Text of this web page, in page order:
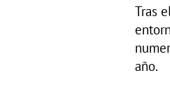
Tras
año.